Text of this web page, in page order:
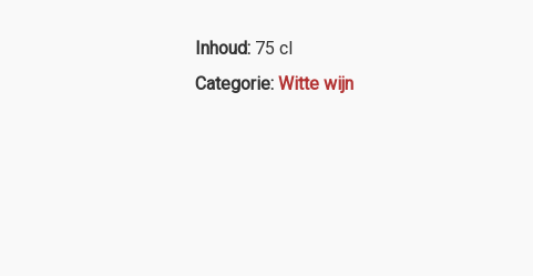
Blanc
aantal
Inhoud: 75 cl
Categorie: Witte wijn